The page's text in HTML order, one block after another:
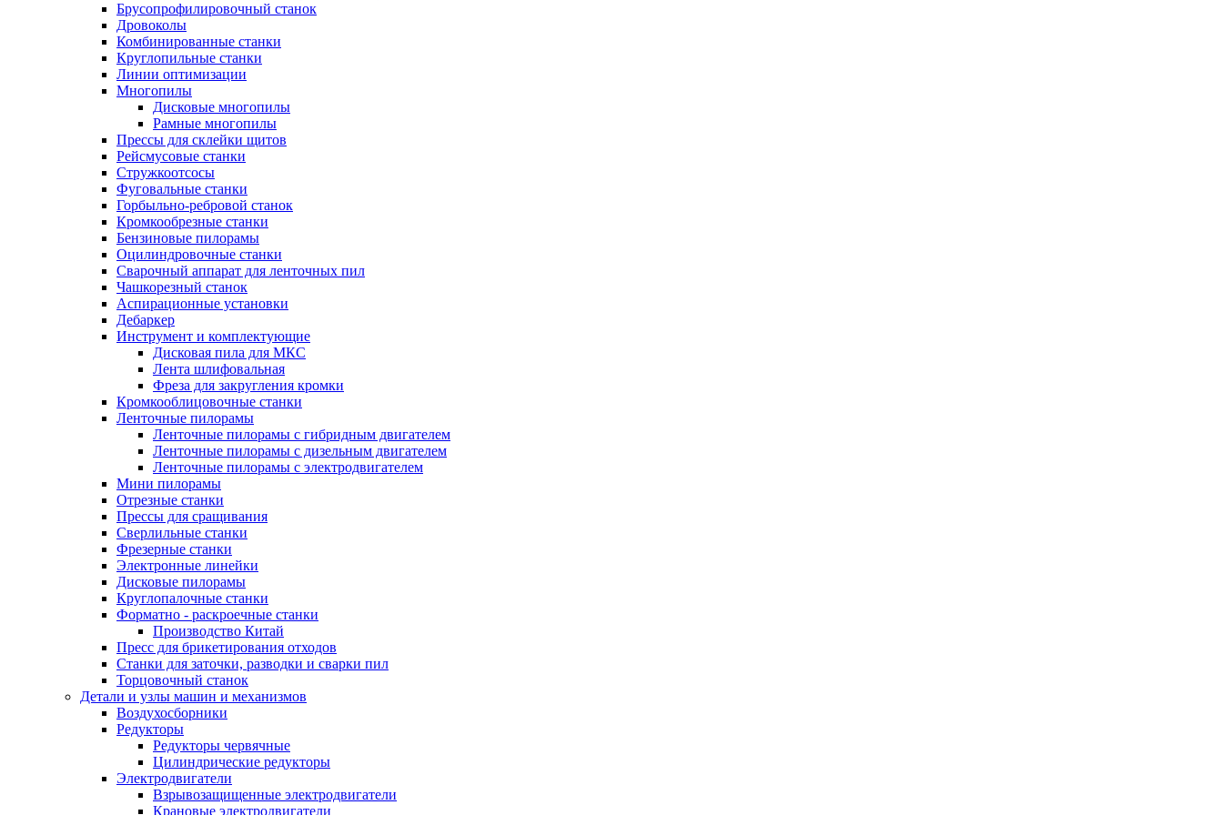
Брусопрофилировочный станок
Дровоколы
Комбинированные станки
Круглопильные станки
Линии оптимизации
Многопилы
Дисковые многопилы
Рамные многопилы
Прессы для склейки щитов
Рейсмусовые станки
Стружкоотсосы
Фуговальные станки
Горбыльно-ребровой станок
Кромкообрезные станки
Бензиновые пилорамы
Оцилиндровочные станки
Сварочный аппарат для ленточных пил
Чашкорезный станок
Аспирационные установки
Дебаркер
Инструмент и комплектующие
Дисковая пила для МКС
Лента шлифовальная
Фреза для закругления кромки
Кромкооблицовочные станки
Ленточные пилорамы
Ленточные пилорамы с гибридным двигателем
Ленточные пилорамы с дизельным двигателем
Ленточные пилорамы с электродвигателем
Мини пилорамы
Отрезные станки
Прессы для сращивания
Сверлильные станки
Фрезерные станки
Электронные линейки
Дисковые пилорамы
Круглопалочные станки
Форматно - раскроечные станки
Производство Китай
Пресс для брикетирования отходов
Станки для заточки, разводки и сварки пил
Торцовочный станок
Детали и узлы машин и механизмов
Воздухосборники
Редукторы
Редукторы червячные
Цилиндрические редукторы
Электродвигатели
Взрывозащищенные электродвигатели
Крановые электродвигатели